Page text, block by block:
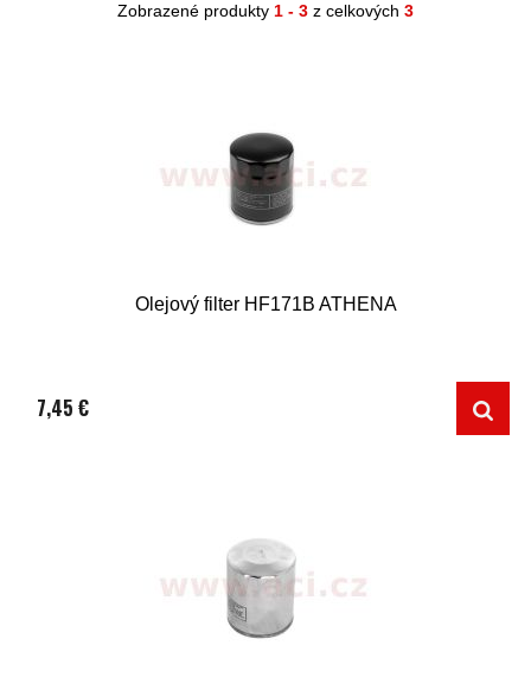
Zobrazené produkty 1 - 3 z celkových 3
Olejový filter HF171B ATHENA
7,45 €